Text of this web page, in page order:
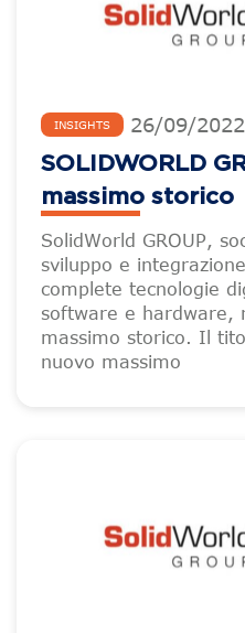
INSIGHTS 26/09/2022
SOLIDWORLD
massimo storico
SolidWorld GROUP,
sviluppo e
complete tecnologie
software e hardware,
massimo storico. Il
nuovo massimo